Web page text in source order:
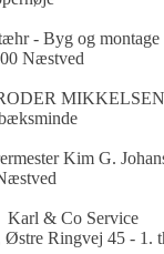
- Byg og montage
Næstved
MIKKELSEN
Kim G.
Karl & Co Service
Ringvej 45 - 1.